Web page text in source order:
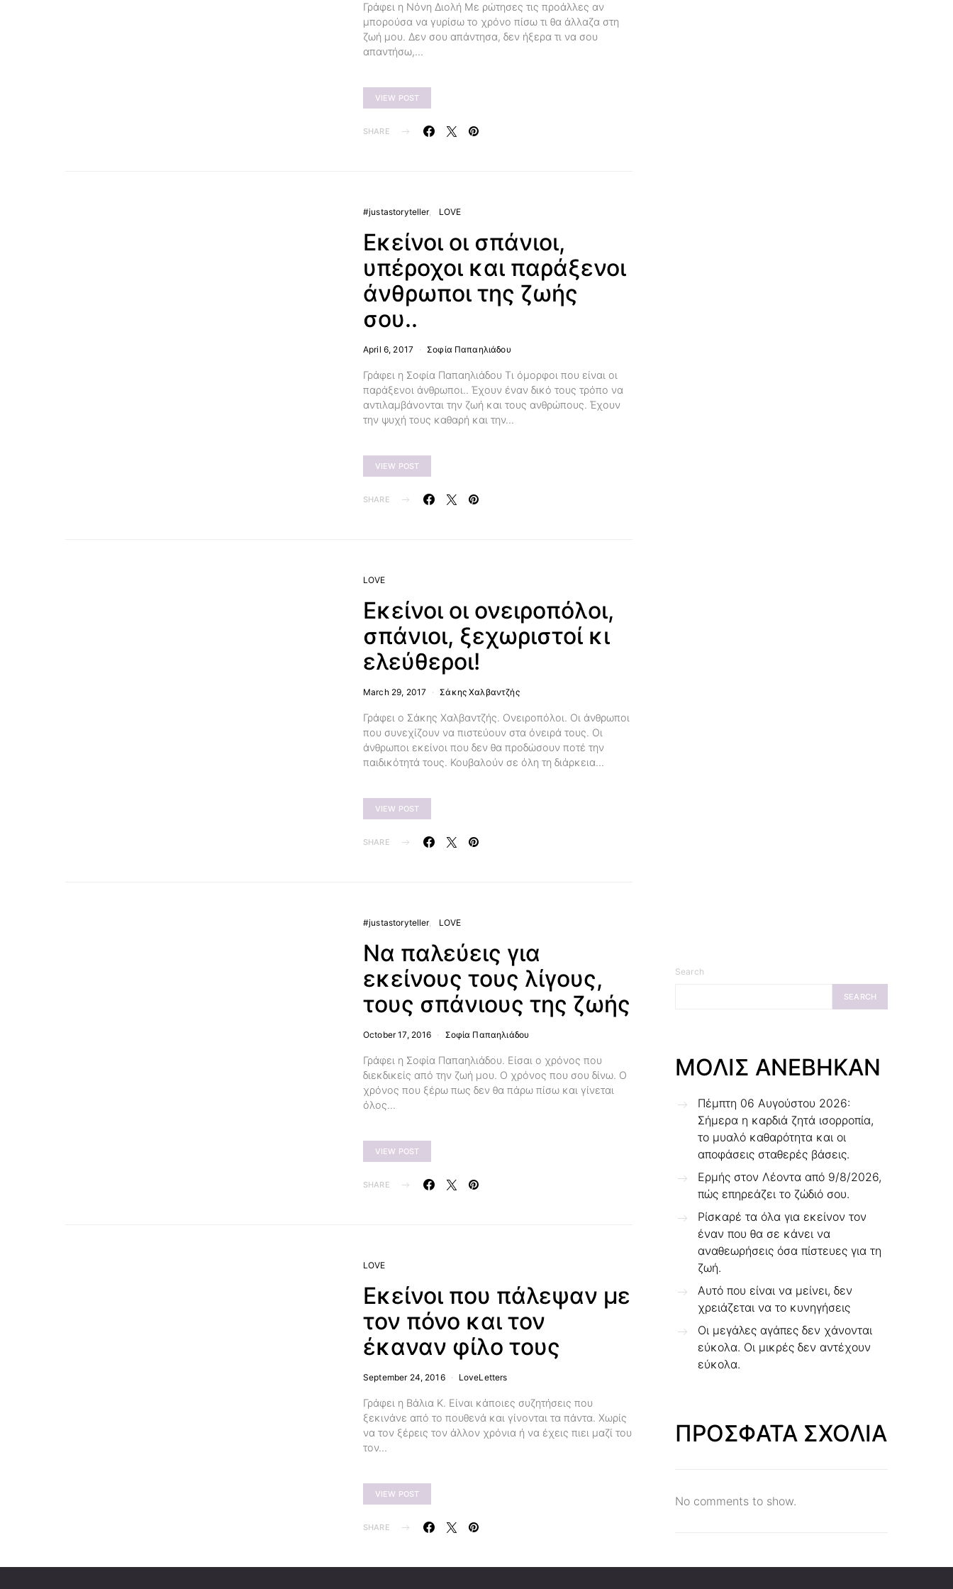
Γράφει η Νόνη Διολή Με ρώτησες τις προάλλες αν
μπορούσα να γυρίσω το χρόνο πίσω τι θα άλλαζα στη
ζωή μου. Δεν σου απάντησα, δεν ήξερα τι να σου
απαντήσω,…
VIEW POST
SHARE
#justastoryteller LOVE
Εκείνοι οι σπάνιοι,
υπέροχοι και παράξενοι
άνθρωποι της ζωής
σου..
April 6, 2017 Σοφία Παπαηλιάδου
Γράφει η Σοφία Παπαηλιάδου Τι όμορφοι που είναι οι
παράξενοι άνθρωποι.. Έχουν έναν δικό τους τρόπο να
αντιλαμβάνονται την ζωή και τους ανθρώπους. Έχουν
την ψυχή τους καθαρή και την…
VIEW POST
SHARE
LOVE
Εκείνοι οι ονειροπόλοι,
σπάνιοι, ξεχωριστοί κι
ελεύθεροι!
March 29, 2017 Σάκης Χαλβαντζής
Γράφει ο Σάκης Χαλβαντζής. Ονειροπόλοι. Οι άνθρωποι
που συνεχίζουν να πιστεύουν στα όνειρά τους. Οι
άνθρωποι εκείνοι που δεν θα προδώσουν ποτέ την
παιδικότητά τους. Κουβαλούν σε όλη τη διάρκεια…
VIEW POST
SHARE
#justastoryteller LOVE
Να παλεύεις για
εκείνους τους λίγους,
τους σπάνιους της ζωής
October 17, 2016 Σοφία Παπαηλιάδου
Γράφει η Σοφία Παπαηλιάδου. Είσαι ο χρόνος που
διεκδικείς από την ζωή μου. Ο χρόνος που σου δίνω. Ο
χρόνος που ξέρω πως δεν θα πάρω πίσω και γίνεται
όλος…
VIEW POST
SHARE
LOVE
Εκείνοι που πάλεψαν με
τον πόνο και τον
έκαναν φίλο τους
September 24, 2016 LoveLetters
Γράφει η Βάλια Κ. Είναι κάποιες συζητήσεις που
ξεκινάνε από το πουθενά και γίνονται τα πάντα. Χωρίς
να τον ξέρεις τον άλλον χρόνια ή να έχεις πιει μαζί του
τον…
VIEW POST
SHARE
Search
SEARCH
ΜΟΛΙΣ ΑΝΕΒΗΚΑΝ
Πέμπτη 06 Αυγούστου 2026:
Σήμερα η καρδιά ζητά ισορροπία,
το μυαλό καθαρότητα και οι
αποφάσεις σταθερές βάσεις.
Ερμής στον Λέοντα από 9/8/2026,
πώς επηρεάζει το ζώδιό σου.
Ρίσκαρέ τα όλα για εκείνον τον
έναν που θα σε κάνει να
αναθεωρήσεις όσα πίστευες για τη
ζωή.
Αυτό που είναι να μείνει, δεν
χρειάζεται να το κυνηγήσεις
Οι μεγάλες αγάπες δεν χάνονται
εύκολα. Οι μικρές δεν αντέχουν
εύκολα.
ΠΡΟΣΦΑΤΑ ΣΧΟΛΙΑ
No comments to show.